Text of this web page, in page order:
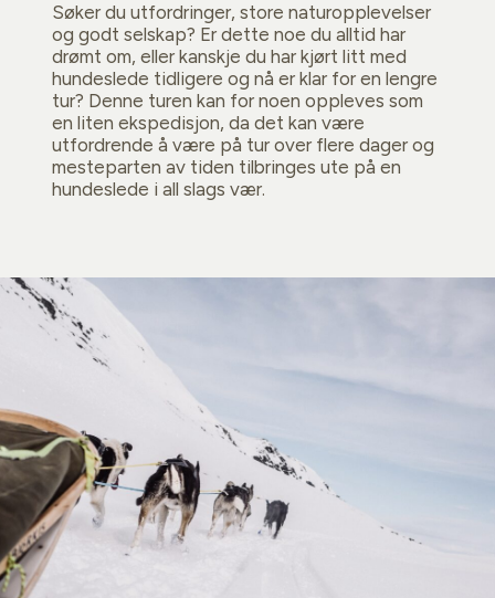
Søker du utfordringer, store naturopplevelser
og godt selskap? Er dette noe du alltid har
drømt om, eller kanskje du har kjørt litt med
hundeslede tidligere og nå er klar for en lengre
tur? Denne turen kan for noen oppleves som
en liten ekspedisjon, da det kan være
utfordrende å være på tur over flere dager og
mesteparten av tiden tilbringes ute på en
hundeslede i all slags vær.